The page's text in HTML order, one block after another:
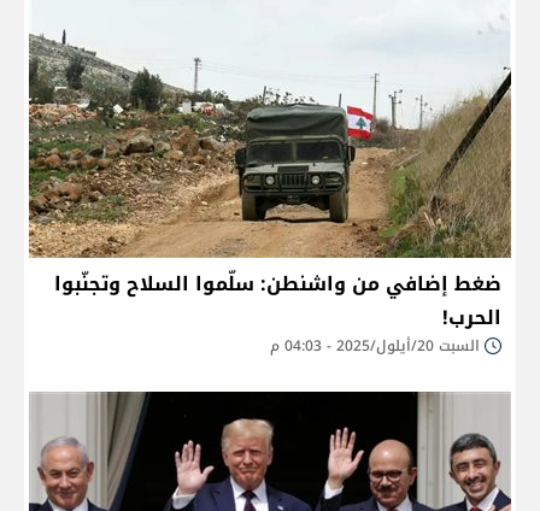
ضغط إضافي من واشنطن: سلّموا السلاح وتجنّبوا
الحرب!
السبت 20/أيلول/2025 - 04:03 م